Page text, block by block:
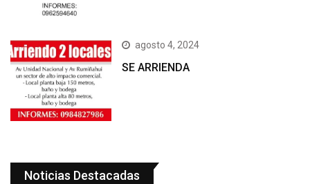
agosto 4, 2024
SE ARRIENDA
Noticias Destacadas